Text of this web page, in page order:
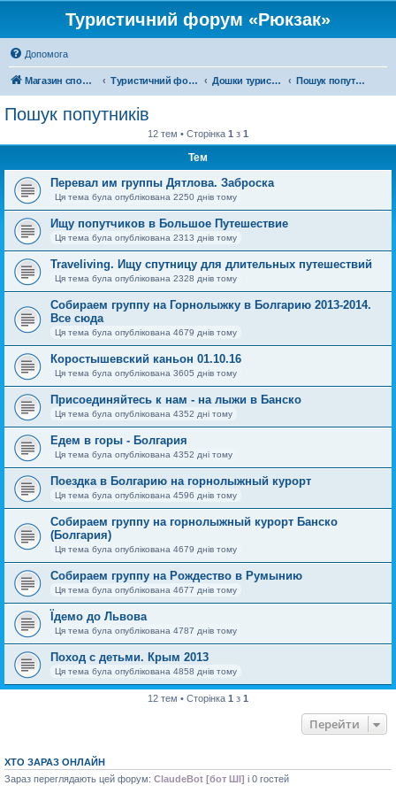
Туристичний форум «Рюкзак»
Допомога
Магазин спорядження Туристичний форум «Рюкзак» Дошки туристичних оголошень Пошук попутників
Пошук попутників
12 тем • Сторінка 1 з 1
Тем
Перевал им группы Дятлова. Заброска
Ця тема була опублікована 2250 днів тому
Ищу попутчиков в Большое Путешествие
Ця тема була опублікована 2313 днів тому
Traveliving. Ищу спутницу для длительных путешествий
Ця тема була опублікована 2328 днів тому
Собираем группу на Горнолыжку в Болгарию 2013-2014.
Все сюда
Ця тема була опублікована 4679 днів тому
Коростышевский каньон 01.10.16
Ця тема була опублікована 3605 днів тому
Присоединяйтесь к нам - на лыжи в Банско
Ця тема була опублікована 4352 дні тому
Едем в горы - Болгария
Ця тема була опублікована 4352 дні тому
Поездка в Болгарию на горнолыжный курорт
Ця тема була опублікована 4596 днів тому
Собираем группу на горнолыжный курорт Банско
(Болгария)
Ця тема була опублікована 4679 днів тому
Собираем группу на Рождество в Румынию
Ця тема була опублікована 4677 днів тому
Їдемо до Львова
Ця тема була опублікована 4787 днів тому
Поход с детьми. Крым 2013
Ця тема була опублікована 4858 днів тому
12 тем • Сторінка 1 з 1
Перейти
ХТО ЗАРАЗ ОНЛАЙН
Зараз переглядають цей форум: ClaudeBot [бот ШІ] і 0 гостей